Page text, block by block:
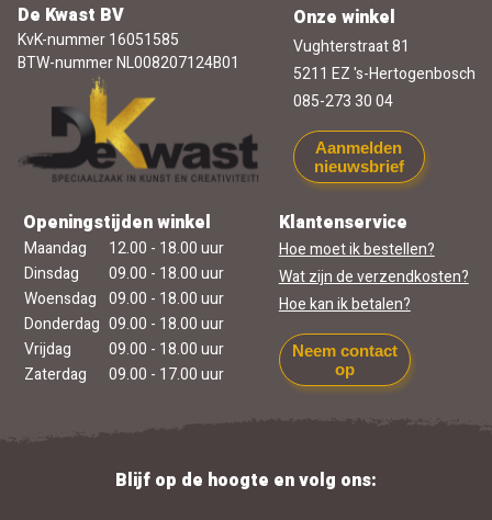
De Kwast BV
KvK-nummer 16051585
BTW-nummer NL008207124B01
Onze winkel
Vughterstraat 81
5211 EZ 's-Hertogenbosch
085-273 30 04
Aanmelden
nieuwsbrief
Openingstijden winkel
Maandag
12.00 - 18.00 uur
Dinsdag
09.00 - 18.00 uur
Woensdag 09.00 - 18.00 uur
Donderdag 09.00 - 18.00 uur
Vrijdag
09.00 - 18.00 uur
Zaterdag
09.00 - 17.00 uur
Klantenservice
Hoe moet ik bestellen?
Wat zijn de verzendkosten?
Hoe kan ik betalen?
Neem contact
op
Blijf op de hoogte en volg ons: